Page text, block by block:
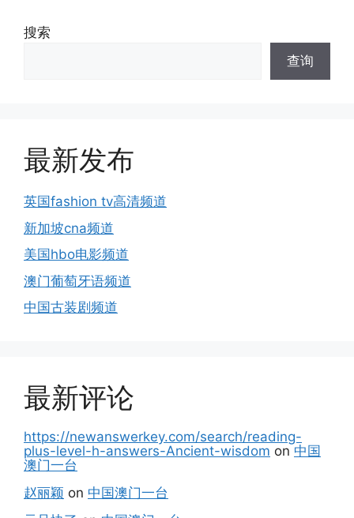
搜索
查询
最新发布
英国fashion tv高清频道
新加坡cna频道
美国hbo电影频道
澳门葡萄牙语频道
中国古装剧频道
最新评论
https://newanswerkey.com/search/reading-
plus-level-h-answers-Ancient-wisdom on 中国
澳门一台
赵丽颖 on 中国澳门一台